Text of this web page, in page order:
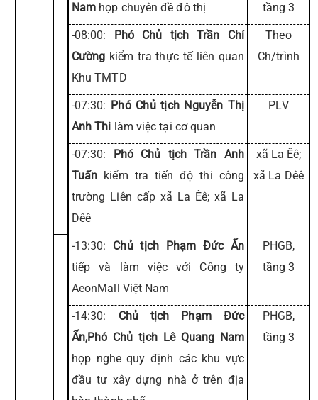
Nam họp chuyên đề đô thị
tầng 3
-08:00: Phó Chủ tịch Trần Chí
Cường kiểm tra thực tế liên quan
Khu TMTD
Theo
Ch/trình
-07:30: Phó Chủ tịch Nguyễn Thị
Anh Thi làm việc tại cơ quan
PLV
-07:30: Phó Chủ tịch Trần Anh
Tuấn kiểm tra tiến độ thi công
trường Liên cấp xã La Êê; xã La
Dêê
xã La Êê;
xã La Dêê
-13:30: Chủ tịch Phạm Đức Ấn
tiếp và làm việc với Công ty
AeonMall Việt Nam
PHGB,
tầng 3
-14:30: Chủ tịch Phạm Đức
Ấn,Phó Chủ tịch Lê Quang Nam
họp nghe quy định các khu vực
đầu tư xây dựng nhà ở trên địa
PHGB,
tầng 3